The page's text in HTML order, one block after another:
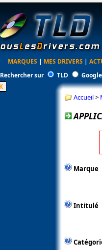
MARQUES | MES DRIVERS |
Rechercher sur
TLD Google
Accueil>
Marque
Intitulé